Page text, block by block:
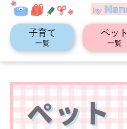
子育て
一覧
ペット
一覧